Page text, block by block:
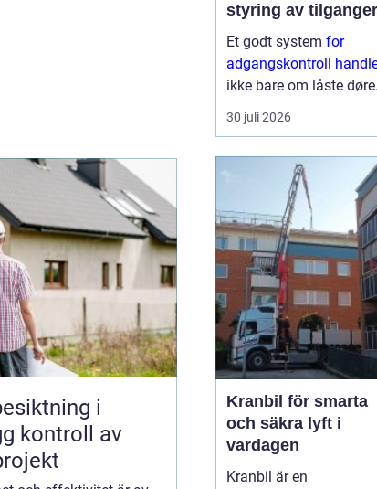
i
kontroll av
styring av tilganger
Et godt system for
adgangskontroll
ikke bare om låste
Det handler om å ha
oversikt, kunne styre
sikre mennesker,
og informasjon på en
ryddig måte. Moderne
lø...
30 juli 2026
Kranbil för smarta
och säkra lyft i
vardagen
Kranbil är en